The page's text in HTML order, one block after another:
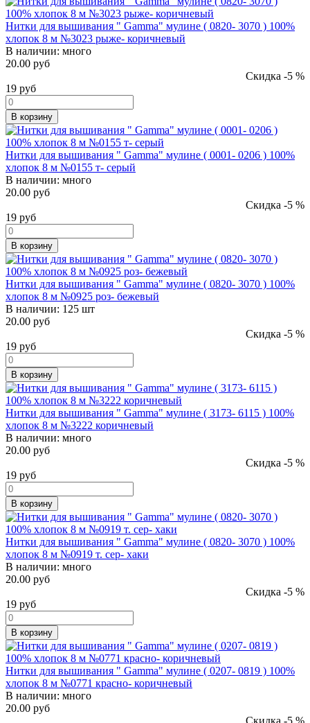
Нитки для вышивания " Gamma" мулине ( 0820- 3070 ) 100%
хлопок 8 м №3023 рыже- коричневый
В наличии: много
20.00 руб
Скидка -5 %
19 руб
В корзину
Нитки для вышивания " Gamma" мулине ( 0001- 0206 ) 100%
хлопок 8 м №0155 т- серый
В наличии: много
20.00 руб
Скидка -5 %
19 руб
В корзину
Нитки для вышивания " Gamma" мулине ( 0820- 3070 ) 100%
хлопок 8 м №0925 роз- бежевый
В наличии: 125 шт
20.00 руб
Скидка -5 %
19 руб
В корзину
Нитки для вышивания " Gamma" мулине ( 3173- 6115 ) 100%
хлопок 8 м №3222 коричневый
В наличии: много
20.00 руб
Скидка -5 %
19 руб
В корзину
Нитки для вышивания " Gamma" мулине ( 0820- 3070 ) 100%
хлопок 8 м №0919 т. сер- хаки
В наличии: много
20.00 руб
Скидка -5 %
19 руб
В корзину
Нитки для вышивания " Gamma" мулине ( 0207- 0819 ) 100%
хлопок 8 м №0771 красно- коричневый
В наличии: много
20.00 руб
Скидка -5 %